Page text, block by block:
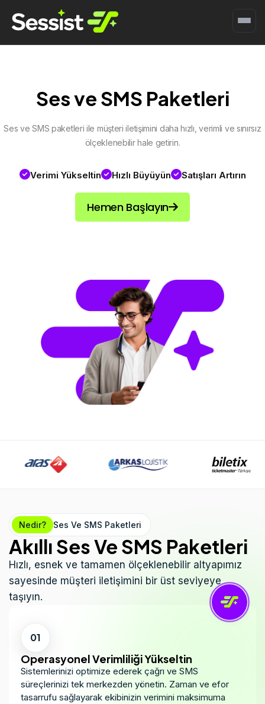
Ses ve SMS Paketleri
Ses ve SMS paketleri ile müşteri iletişimini daha hızlı, verimli ve sınırsız
ölçeklenebilir hale getirin.
Verimi Yükseltin Hızlı Büyüyün Satışları Artırın
Hemen Başlayın
Nedir? Ses Ve SMS Paketleri
Akıllı Ses Ve SMS Paketleri
Hızlı, esnek ve tamamen ölçeklenebilir altyapımız
sayesinde müşteri iletişimini bir üst seviyeye
taşıyın.
01
Operasyonel Verimliliği Yükseltin
Sistemlerinizi optimize ederek çağrı ve SMS
süreçlerinizi tek merkezden yönetin. Zaman ve efor
tasarrufu sağlayarak ekibinizin verimini maksimuma